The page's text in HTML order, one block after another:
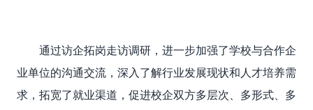
通过访企拓岗走访调研，进一步加强了学校与合作企
业单位的沟通交流，深入了解行业发展现状和人才培养需
求，拓宽了就业渠道，促进校企双方多层次、多形式、多